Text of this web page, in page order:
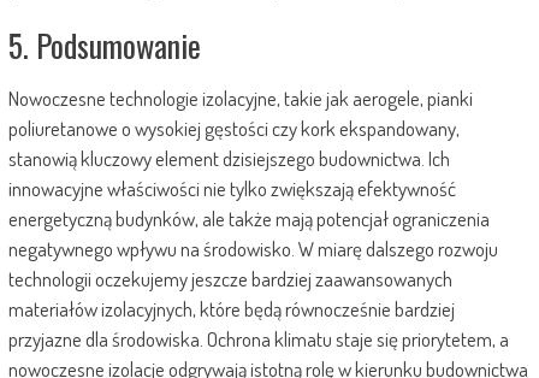
5. Podsumowanie
Nowoczesne technologie izolacyjne, takie jak aerogele, pianki
poliuretanowe o wysokiej gęstości czy kork ekspandowany,
stanowią kluczowy element dzisiejszego budownictwa. Ich
innowacyjne właściwości nie tylko zwiększają efektywność
energetyczną budynków, ale także mają potencjał ograniczenia
negatywnego wpływu na środowisko. W miarę dalszego rozwoju
technologii oczekujemy jeszcze bardziej zaawansowanych
materiałów izolacyjnych, które będą równocześnie bardziej
przyjazne dla środowiska. Ochrona klimatu staje się priorytetem, a
nowoczesne izolacje odgrywają istotną rolę w kierunku budownictwa